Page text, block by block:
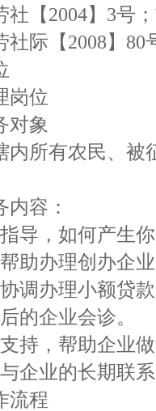
社【2004】3号
社际【2008】80
岗位
对象
内所有农民、被
内容：
导，如何产生
助办理创办企业
调办理小额贷款
的企业会诊。
持，帮助企业做
企业的长期联系
流程